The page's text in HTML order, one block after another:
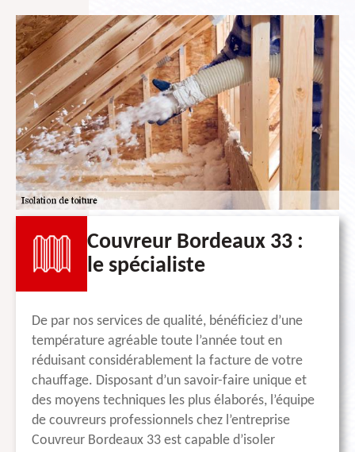
Couvreur Bordeaux 33 :
le spécialiste
De par nos services de qualité, bénéficiez d’une
température agréable toute l’année tout en
réduisant considérablement la facture de votre
chauffage. Disposant d’un savoir-faire unique et
des moyens techniques les plus élaborés, l’équipe
de couvreurs professionnels chez l’entreprise
Couvreur Bordeaux 33 est capable d’isoler